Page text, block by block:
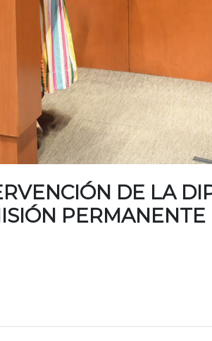
DE LA